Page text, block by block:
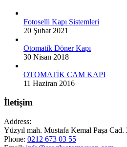
Fotoselli Kapı Sistemleri
20 Şubat 2021
Otomatik Döner Kapı
30 Nisan 2018
OTOMATİK CAM KAPI
11 Haziran 2016
İletişim
Address:
Yüzyıl mah. Mustafa Kemal Paşa
Phone: 0212 673 03 55